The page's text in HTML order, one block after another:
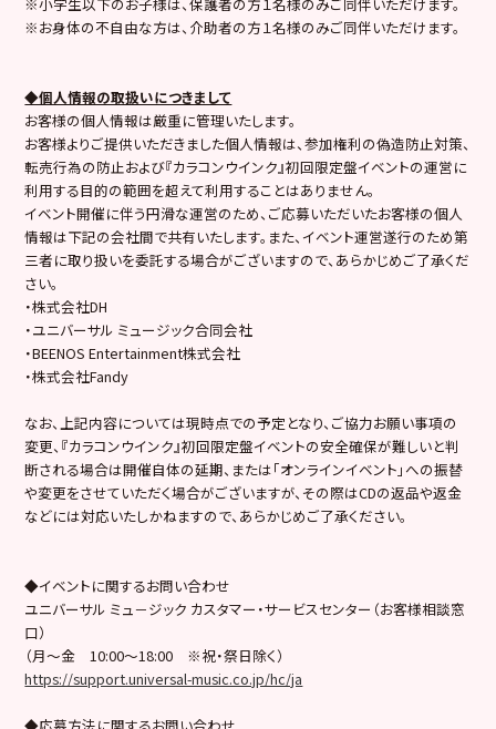
※お身体の不自由な方は、介助者の方１名様のみご同伴いただけます。
◆個人情報の取扱いにつきまして
お客様の個人情報は厳重に管理いたします。
お客様よりご提供いただきました個人情報は、参加権利の偽造防止対策、
転売行為の防止および『カラコンウインク』初回限定盤イベントの運営に
利用する目的の範囲を超えて利用することはありません。
イベント開催に伴う円滑な運営のため、ご応募いただいたお客様の個人
情報は下記の会社間で共有いたします。また、イベント運営遂行のため第
三者に取り扱いを委託する場合がございますので、あらかじめご了承くだ
さい。
・株式会社DH
・ユニバーサル ミュージック合同会社
・BEENOS Entertainment株式会社
・株式会社Fandy
なお、上記内容については現時点での予定となり、ご協力お願い事項の
変更、『カラコンウインク』初回限定盤イベントの安全確保が難しいと判
断される場合は開催自体の延期、または「オンラインイベント」への振替
や変更をさせていただく場合がございますが、その際はCDの返品や返金
などには対応いたしかねますので、あらかじめご了承ください。
◆イベントに関するお問い合わせ
ユニバーサル ミュ－ジック カスタマー・サービスセンター（お客様相談窓
口）
（月～金 10:00～18:00 ※祝・祭日除く）
https://support.universal-music.co.jp/hc/ja
◆応募方法に関するお問い合わせ